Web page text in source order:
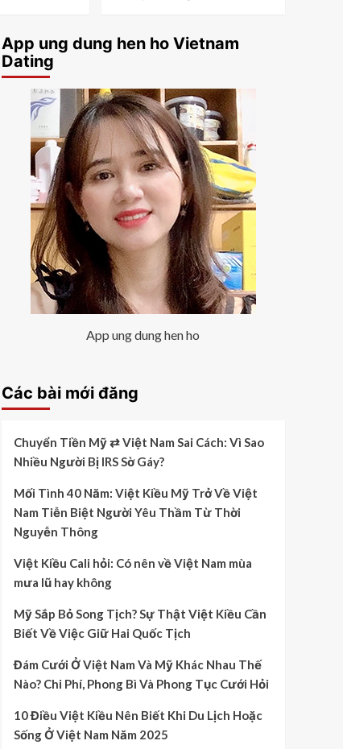
Việt Kiều Cali hỏi: Có
nên về Việt Nam mùa
4
Cuộc sống Mỹ
Mỹ Sắp Bỏ Song Tịch?
Sự Thật Việt Kiều Cần
Biết Về Việc Giữ Hai
Quốc Tịch
5
Cuộc sống Vietnam
Đám Cưới Ở Việt Nam
Và Mỹ Khác Nhau Thế
Nào? Chi Phí, Phong Bì
Và Phong Tục Cưới Hỏi
App ung dung hen ho Vietnam
Dating
App ung dung hen ho
Các bài mới đăng
Chuyển Tiền Mỹ ⇄ Việt Nam Sai Cách: Vì Sao
Nhiều Người Bị IRS Sờ Gáy?
Mối Tình 40 Năm: Việt Kiều Mỹ Trở Về Việt
Nam Tiễn Biệt Người Yêu Thầm Từ Thời
Nguyễn Thông
Việt Kiều Cali hỏi: Có nên về Việt Nam mùa
mưa lũ hay không
Mỹ Sắp Bỏ Song Tịch? Sự Thật Việt Kiều Cần
Biết Về Việc Giữ Hai Quốc Tịch
Đám Cưới Ở Việt Nam Và Mỹ Khác Nhau Thế
Nào? Chi Phí, Phong Bì Và Phong Tục Cưới Hỏi
10 Điều Việt Kiều Nên Biết Khi Du Lịch Hoặc
Sống Ở Việt Nam Năm 2025